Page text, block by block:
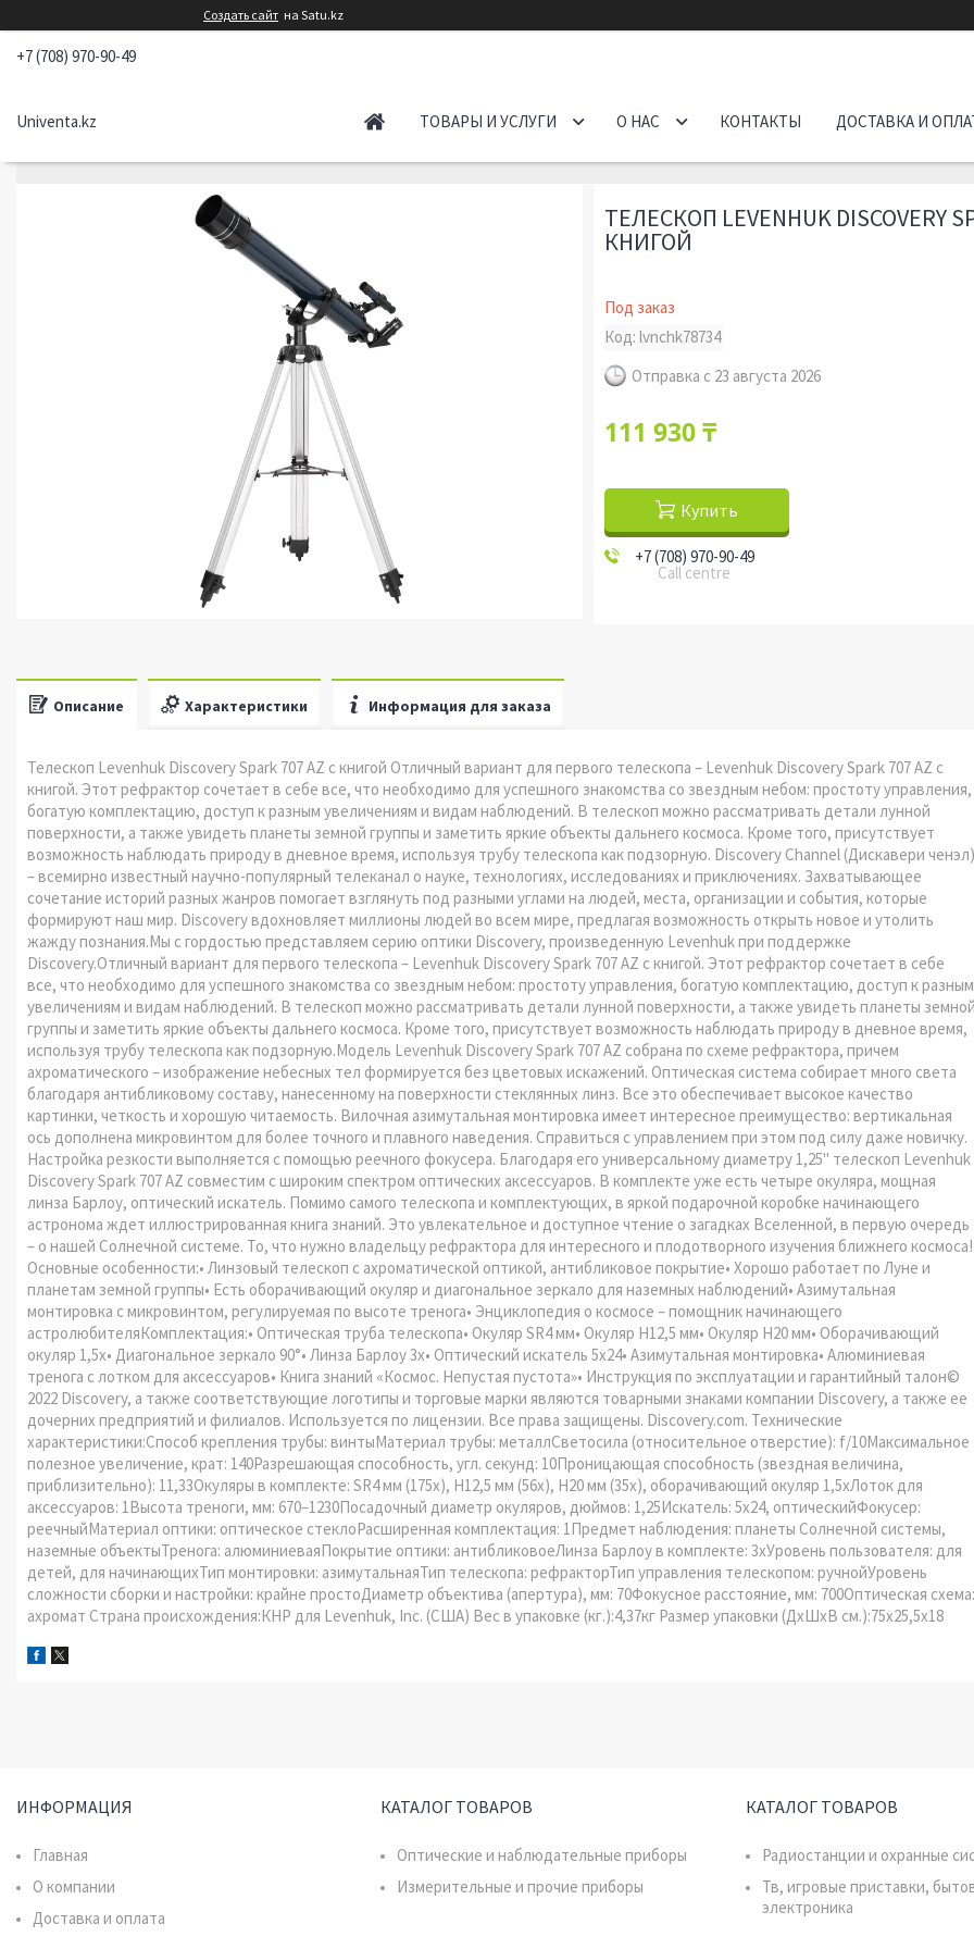
Создать сайт на Satu.kz
+7 (708) 970-90-49
Univenta.kz ТОВАРЫ И УСЛУГИ О НАС КОНТАКТЫ ДОСТАВКА И
ТЕЛЕСКОП LEVENHUK DISCOVERY
КНИГОЙ
Под заказ
Код:lvnchk78734
Отправка с 23 августа 2026
111 930 ₸
Купить
+7 (708) 970-90-49
Call centre
Описание Характеристики Информация для заказа
Телескоп Levenhuk Discovery Spark 707 AZ с книгой Отличный вариант для первого телескопа – Levenhuk Discovery Spark 707 AZ с
книгой. Этот рефрактор сочетает в себе все, что необходимо для успешного знакомства со звездным небом: простоту управления,
богатую комплектацию, доступ к разным увеличениям и видам наблюдений. В телескоп можно рассматривать детали лунной
поверхности, а также увидеть планеты земной группы и заметить яркие объекты дальнего космоса. Кроме того, присутствует
возможность наблюдать природу в дневное время, используя трубу телескопа как подзорную. Discovery Channel (Дискавери ченэл)
– всемирно известный научно-популярный телеканал о науке, технологиях, исследованиях и приключениях. Захватывающее
сочетание историй разных жанров помогает взглянуть под разными углами на людей, места, организации и события, которые
формируют наш мир. Discovery вдохновляет миллионы людей во всем мире, предлагая возможность открыть новое и утолить
жажду познания.Мы с гордостью представляем серию оптики Discovery, произведенную Levenhuk при поддержке
Discovery.Отличный вариант для первого телескопа – Levenhuk Discovery Spark 707 AZ с книгой. Этот рефрактор сочетает в себе
все, что необходимо для успешного знакомства со звездным небом: простоту управления, богатую комплектацию, доступ к разным
увеличениям и видам наблюдений. В телескоп можно рассматривать детали лунной поверхности, а также увидеть планеты
группы и заметить яркие объекты дальнего космоса. Кроме того, присутствует возможность наблюдать природу в дневное время,
используя трубу телескопа как подзорную.Модель Levenhuk Discovery Spark 707 AZ собрана по схеме рефрактора, причем
ахроматического – изображение небесных тел формируется без цветовых искажений. Оптическая система собирает много света
благодаря антибликовому составу, нанесенному на поверхности стеклянных линз. Все это обеспечивает высокое качество
картинки, четкость и хорошую читаемость. Вилочная азимутальная монтировка имеет интересное преимущество: вертикальная
ось дополнена микровинтом для более точного и плавного наведения. Справиться с управлением при этом под силу даже новичку.
Настройка резкости выполняется с помощью реечного фокусера. Благодаря его универсальному диаметру 1,25" телескоп Levenhuk
Discovery Spark 707 AZ совместим с широким спектром оптических аксессуаров. В комплекте уже есть четыре окуляра, мощная
линза Барлоу, оптический искатель. Помимо самого телескопа и комплектующих, в яркой подарочной коробке начинающего
астронома ждет иллюстрированная книга знаний. Это увлекательное и доступное чтение о загадках Вселенной, в первую очередь
– о нашей Солнечной системе. То, что нужно владельцу рефрактора для интересного и плодотворного изучения ближнего космоса!
Основные особенности:• Линзовый телескоп с ахроматической оптикой, антибликовое покрытие• Хорошо работает по Луне и
планетам земной группы• Есть оборачивающий окуляр и диагональное зеркало для наземных наблюдений• Азимутальная
монтировка с микровинтом, регулируемая по высоте тренога• Энциклопедия о космосе – помощник начинающего
астролюбителяКомплектация:• Оптическая труба телескопа• Окуляр SR4 мм• Окуляр H12,5 мм• Окуляр H20 мм• Оборачивающий
окуляр 1,5х• Диагональное зеркало 90°• Линза Барлоу 3х• Оптический искатель 5х24• Азимутальная монтировка• Алюминиевая
тренога с лотком для аксессуаров• Книга знаний «Космос. Непустая пустота»• Инструкция по эксплуатации и гарантийный талон©
2022 Discovery, а также соответствующие логотипы и торговые марки являются товарными знаками компании Discovery, а также ее
дочерних предприятий и филиалов. Используется по лицензии. Все права защищены. Discovery.com. Технические
характеристики:Способ крепления трубы: винтыМатериал трубы: металлСветосила (относительное отверстие): f/10Максимальное
полезное увеличение, крат: 140Разрешающая способность, угл. секунд: 10Проницающая способность (звездная величина,
приблизительно): 11,33Окуляры в комплекте: SR4 мм (175х), H12,5 мм (56х), H20 мм (35х), оборачивающий окуляр 1,5хЛоток для
аксессуаров: 1Высота треноги, мм: 670–1230Посадочный диаметр окуляров, дюймов: 1,25Искатель: 5x24, оптическийФокусер:
реечныйМатериал оптики: оптическое стеклоРасширенная комплектация: 1Предмет наблюдения: планеты Солнечной системы,
наземные объектыТренога: алюминиеваяПокрытие оптики: антибликовоеЛинза Барлоу в комплекте: 3xУровень пользователя: для
детей, для начинающихТип монтировки: азимутальнаяТип телескопа: рефракторТип управления телескопом: ручнойУровень
сложности сборки и настройки: крайне простоДиаметр объектива (апертура), мм: 70Фокусное расстояние, мм: 700Оптическая схема:
ахромат Страна происхождения:КНР для Levenhuk, Inc. (США) Вес в упаковке (кг.):4,37кг Размер упаковки (ДхШхВ см.):75x25,5x18
ИНФОРМАЦИЯ
Главная
О компании
Доставка и оплата
КАТАЛОГ ТОВАРОВ
Оптические и наблюдательные приборы
Измерительные и прочие приборы
КАТАЛОГ ТОВАРОВ
Радиостанции и охранные
Тв, игровые приставки,
электроника